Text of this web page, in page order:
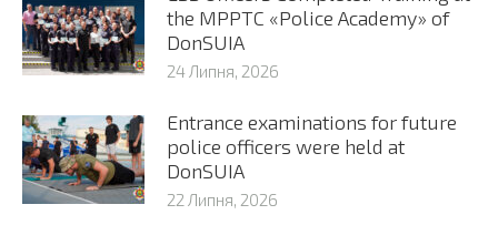
the MPPTC «Police Academy» of
DonSUIA
24 Липня, 2026
Entrance examinations for future
police officers were held at
DonSUIA
22 Липня, 2026